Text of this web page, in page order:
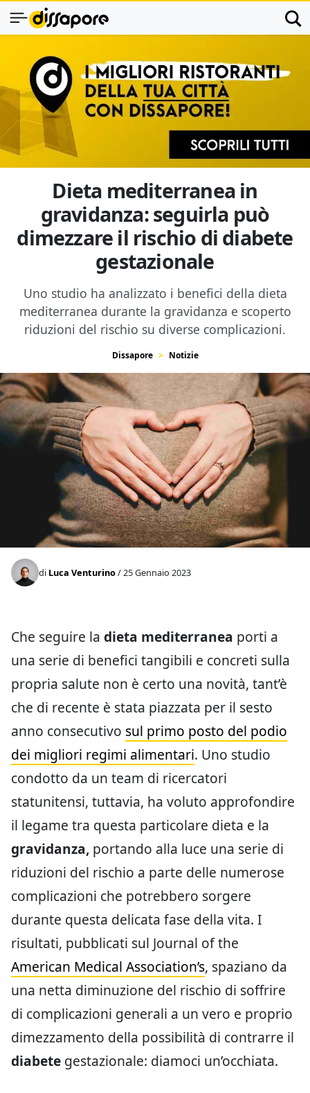
Dieta mediterranea in
gravidanza: seguirla può
dimezzare il rischio di diabete
gestazionale
Uno studio ha analizzato i benefici della dieta
mediterranea durante la gravidanza e scoperto
riduzioni del rischio su diverse complicazioni.
Dissapore Notizie
di Luca Venturino/ 25 Gennaio 2023
Che seguire la dieta mediterranea porti a
una serie di benefici tangibili e concreti sulla
propria salute non è certo una novità, tant’è
che di recente è stata piazzata per il sesto
anno consecutivo sul primo posto del podio
dei migliori regimi alimentari. Uno studio
condotto da un team di ricercatori
statunitensi, tuttavia, ha voluto approfondire
il legame tra questa particolare dieta e la
gravidanza, portando alla luce una serie di
riduzioni del rischio a parte delle numerose
complicazioni che potrebbero sorgere
durante questa delicata fase della vita. I
risultati, pubblicati sul Journal of the
American Medical Association’s, spaziano da
una netta diminuzione del rischio di soffrire
di complicazioni generali a un vero e proprio
dimezzamento della possibilità di contrarre il
diabete gestazionale: diamoci un’occhiata.